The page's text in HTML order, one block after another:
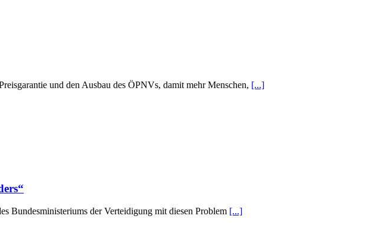
und den Ausbau des ÖPNVs, damit mehr Menschen, [...]
Bundesministeriums der Verteidigung mit diesen Problem [...]